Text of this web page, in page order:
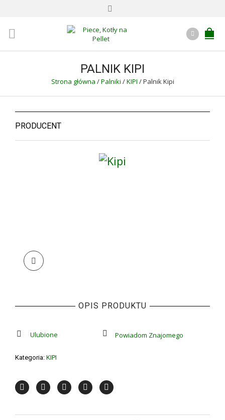
PALNIK KIPI
Strona główna /Palniki /KIPI /Palnik Kipi
OPIS PRODUKTU
Ulubione Powiadom Znajomego
Kategoria: KIPI
PRODUCENT